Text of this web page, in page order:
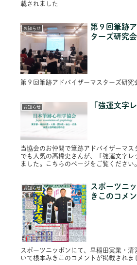
載されました
お知らせ
第９回筆跡
ターズ研究
第９回筆跡アドバイザーマスターズ研究
お知らせ 「強運文字
当協会のお仲間で筆跡アドバイザーマス
でも人気の高橋史さんが、「強運文字レ
ました。こちらのページをご覧ください。
お知らせ
スポーツニ
きこのコメ
スポーツニッポンにて、早稲田実業・清
いて根本みきこのコメントが掲載されま